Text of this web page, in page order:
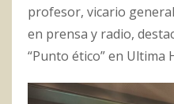
profesor, vicario
en prensa y radio,
“Punto ético” en Ultima